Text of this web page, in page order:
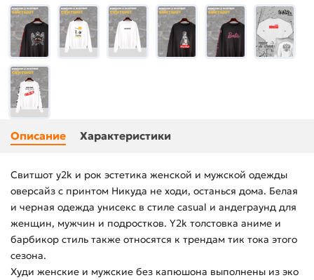
Описание Характеристики
Свитшот y2k и рок эстетика женской и мужской одежды
оверсайз с принтом Никуда не ходи, останься дома. Белая
и черная одежда унисекс в стиле casual и андеграунд для
женщин, мужчин и подростков. Y2k толстовка аниме и
барбикор стиль также относятся к трендам тик тока этого
сезона.
Худи женские и мужские без капюшона выполнены из эко